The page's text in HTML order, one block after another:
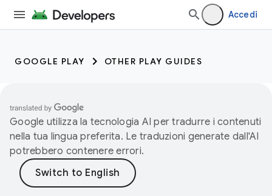
Accedi
GOOGLE PLAY OTHER PLAY GUIDES
Google utilizza la tecnologia AI per tradurre i contenuti
nella tua lingua preferita. Le traduzioni generate dall'AI
potrebbero contenere errori.